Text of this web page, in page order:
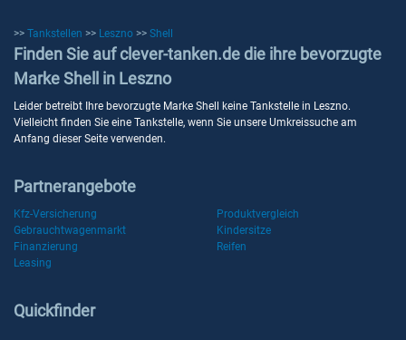
>> Tankstellen >> Leszno >> Shell
Finden Sie auf clever-tanken.de die ihre bevorzugte
Marke Shell in Leszno
Leider betreibt Ihre bevorzugte Marke Shell keine Tankstelle in Leszno.
Vielleicht finden Sie eine Tankstelle, wenn Sie unsere Umkreissuche am
Anfang dieser Seite verwenden.
Partnerangebote
Kfz-Versicherung
Produktvergleich
Gebrauchtwagenmarkt
Kindersitze
Finanzierung
Reifen
Leasing
Quickfinder